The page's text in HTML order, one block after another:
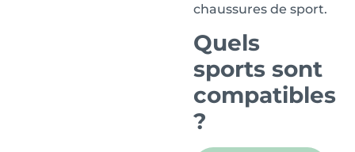
chaussures de sport.
Quels
sports sont
compatibles
?